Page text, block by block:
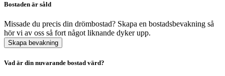
Bostaden är såld
Missade du precis din drömbostad? Skapa en bostadsbevakning så
hör vi av oss så fort något liknande dyker upp.
Skapa bevakning
Vad är din nuvarande bostad värd?